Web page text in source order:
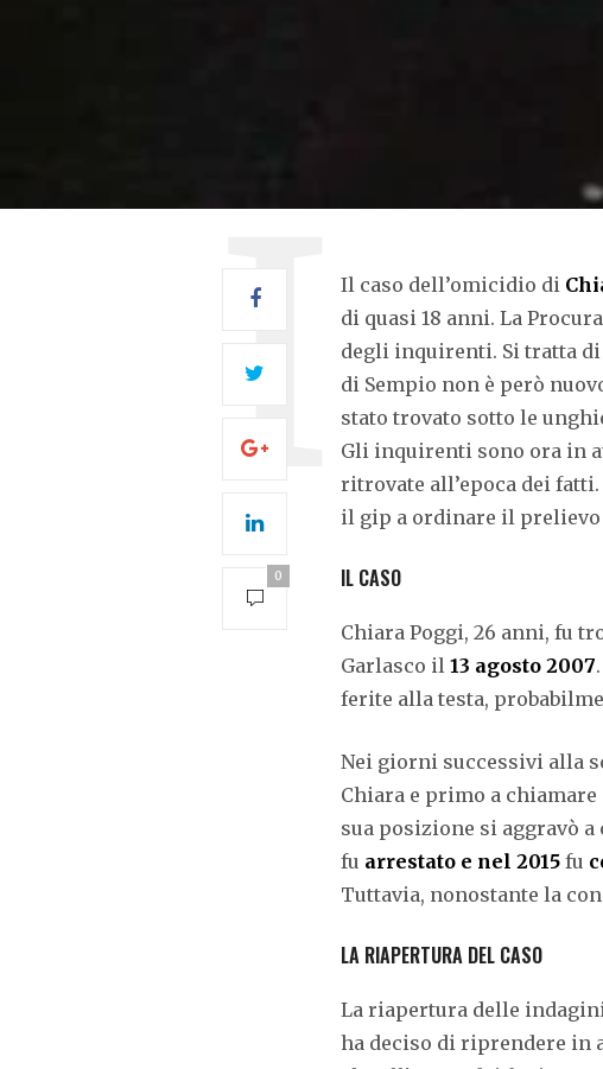
0
Il caso dell’omicidio di
di quasi 18 anni. La
degli inquirenti. Si tratta di
di Sempio non è però
stato trovato sotto le
Gli inquirenti sono ora in
ritrovate all’epoca dei
il gip a ordinare il
IL CASO
Chiara Poggi, 26 anni, fu
Garlasco il 13 agosto 2007
ferite alla testa,
Nei giorni successivi alla
Chiara e primo a
sua posizione si aggravò
fu arrestato e nel 2015 fu
Tuttavia, nonostante la
LA RIAPERTURA DEL CASO
La riapertura delle
ha deciso di riprendere in